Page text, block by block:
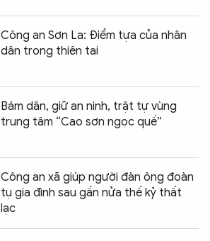
Công an Sơn La: Điểm tựa của nhân
dân trong thiên tai
Bám dân, giữ an ninh, trật tự vùng
trung tâm “Cao sơn ngọc quế”
Công an xã giúp người đàn ông đoàn
tụ gia đình sau gần nửa thế kỷ thất
lạc